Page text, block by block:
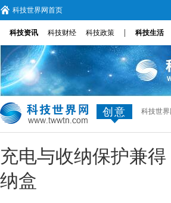
科技世界网首页
科技资讯 科技财经 科技政策 科技生活
创意 科技世界
充电与收纳保护兼得
纳盒